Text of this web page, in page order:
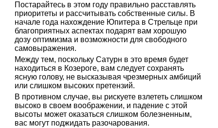
Постарайтесь в этом году правильно расставлять
приоритеты и рассчитывать собственные силы. В
начале года нахождение Юпитера в Стрельце при
благоприятных аспектах подарят вам хорошую
дозу оптимизма и возможности для свободного
самовыражения.
Между тем, поскольку Сатурн в это время будет
находиться в Козероге, вам следует сохранять
ясную голову, не высказывая чрезмерных амбиций
или слишком высоких претензий.
В противном случае, вы рискуете взлететь слишком
высоко в своем воображении, и падение с этой
высоты может оказаться слишком болезненным,
вас могут поджидать разочарования.